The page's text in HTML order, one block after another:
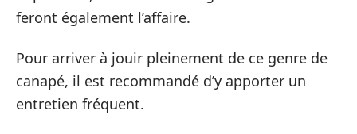
feront également l’affaire.
Pour arriver à jouir pleinement de ce genre de
canapé, il est recommandé d’y apporter un
entretien fréquent.